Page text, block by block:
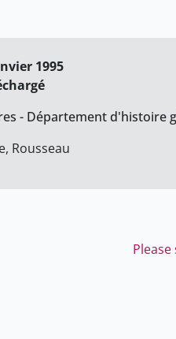
1995
- Département d'histoire
Rousseau